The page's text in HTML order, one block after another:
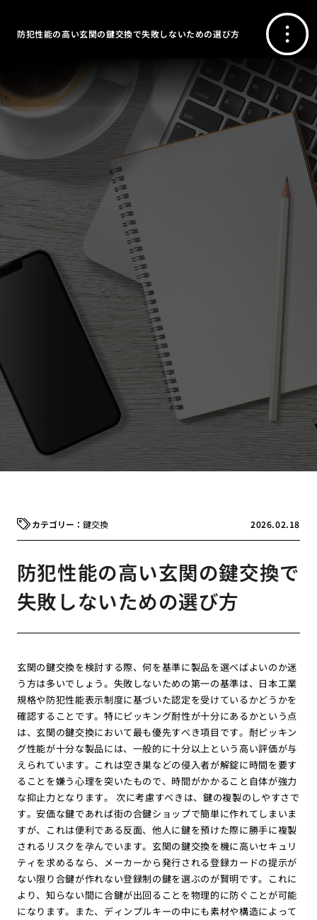
防犯性能の高い玄関の鍵交換で失敗しないための選び方
2026.02.18
鍵交換
防犯性能の高い玄関の鍵交換で
失敗しないための選び方
玄関の鍵交換を検討する際、何を基準に製品を選べばよいのか迷
う方は多いでしょう。失敗しないための第一の基準は、日本工業
規格や防犯性能表示制度に基づいた認定を受けているかどうかを
確認することです。特にピッキング耐性が十分にあるかという点
は、玄関の鍵交換において最も優先すべき項目です。耐ピッキン
グ性能が十分な製品には、一般的に十分以上という高い評価が与
えられています。これは空き巣などの侵入者が解錠に時間を要す
ることを嫌う心理を突いたもので、時間がかかること自体が強力
な抑止力となります。 次に考慮すべきは、鍵の複製のしやすさで
す。安価な鍵であれば街の合鍵ショップで簡単に作れてしまいま
すが、これは便利である反面、他人に鍵を預けた際に勝手に複製
されるリスクを孕んでいます。玄関の鍵交換を機に高いセキュリ
ティを求めるなら、メーカーから発行される登録カードの提示が
ない限り合鍵が作れない登録制の鍵を選ぶのが賢明です。これに
より、知らない間に合鍵が出回ることを物理的に防ぐことが可能
になります。また、ディンプルキーの中にも素材や構造によって